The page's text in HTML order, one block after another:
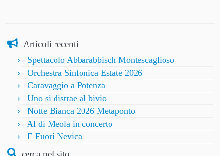
Articoli recenti
Spettacolo Abbarabbisch Montescaglioso
Orchestra Sinfonica Estate 2026
Caravaggio a Potenza
Uno si distrae al bivio
Notte Bianca 2026 Metaponto
Al di Meola in concerto
E Fuori Nevica
cerca nel sito